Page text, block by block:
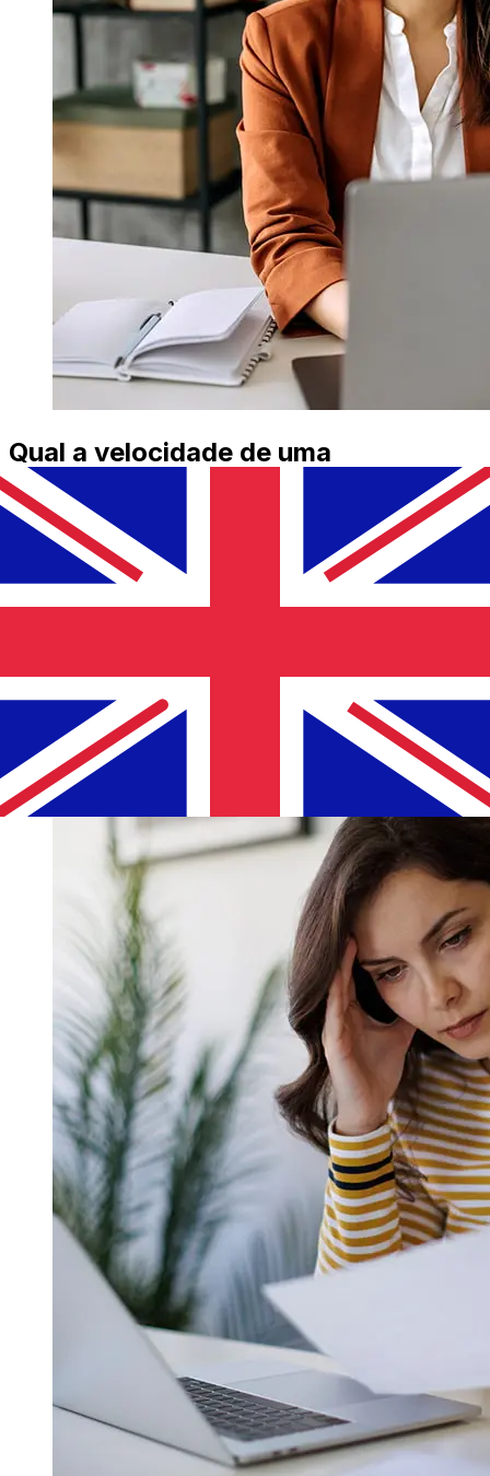
Qual a velocidade de uma
transferência de LLB CHF para GBP
?
Os prazos de entrega para transferências internacionais
com LLB de Suíça para Reino Unido variam de acordo
com o método de pagamento e o horário da transação.
feriados bancários e verificações de segurança também
podem afetar a entrega. Verifique os horários limite de
Liechtensteinische Landesbank para evitar atrasos.